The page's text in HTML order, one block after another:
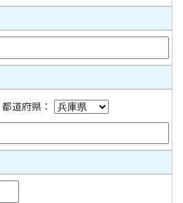
都道府県：